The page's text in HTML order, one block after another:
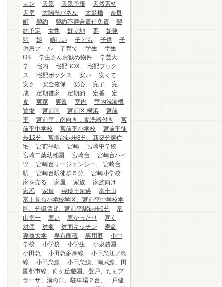
ョン
天気 天気予報
天然素材
天皇
太陽光パネル 太鼓橋
奈良
町
契約 契約不適合責任免責
契
約予定
女性 好立地 妻
始発
駅
娘 嬉しい 子ども 子供
子
供用プール
子育て 学生
学生
OK
学生さんお勧め物件
学芸大
学
宅内 宅配BOX
宅配ブック
ス
宅配ボックス 安い
安くて
安さ
安全確保 安心 完了
完
成
定期借家 定期的 定番
定
食
実家 実質 室内
室内洗濯機
置場
宮前区 宮前区.横浜
宮前
平
宮前平，南向き，食洗器付き
宮
前平中学校
宮前平小学校
宮前平徒
歩12分、宮崎台徒歩8分、新築分譲住
宅
宮前平駅 宮崎
宮崎中学校
宮崎二葉幼稚園
宮崎台
宮崎台ハイ
ツ
宮崎台リージェンシー
宮崎台
駅
宮崎台駅徒歩５分
宮崎小学校
家を売る
家屋 家族
家族向け
家系
家賃 容積率超過
富士山
富士見台小学校学区、宮前平中学校学
区、分譲賃貸、宮前平駅徒歩6分
富
山幸一
寒い 寒かったり
寒く
対価
対象 対面キッチン
寿命
専修大学
専有面積 専用庭
小中
学校
小学校 小学生
小泉農園
小田急
小田急多摩線
小田急江ノ島
線
小田急線
小田急線、南武線、田
園都市線、向ヶ丘遊園、登戸、たまプ
ラーザ、溝の口、駐車場２台、一戸建